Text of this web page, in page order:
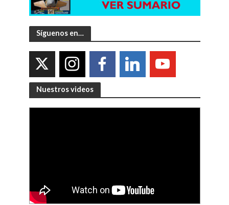
Síguenos en…
Nuestros videos